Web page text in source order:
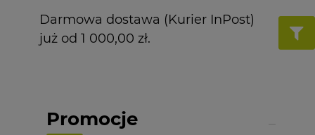
Darmowa dostawa (Kurier InPost)
już od 1 000,00 zł.
Promocje